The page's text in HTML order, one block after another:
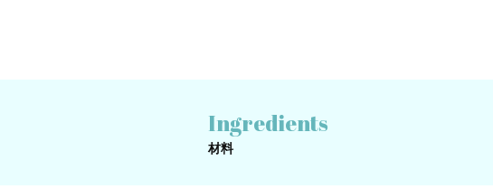
Ingredients
材料